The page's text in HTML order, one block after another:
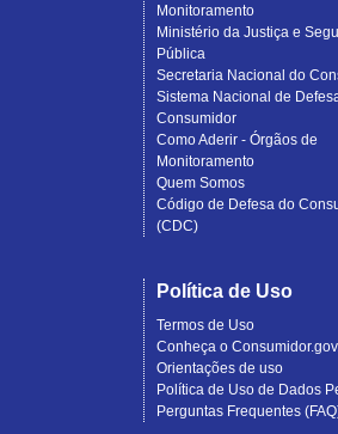
Monitoramento
Ministério da Justiça e
Pública
Secretaria Nacional do
Sistema Nacional de
Consumidor
Como Aderir - Órgãos de
Monitoramento
Quem Somos
Código de Defesa do
(CDC)
Política de Uso
Termos de Uso
Conheça o
Orientações de uso
Política de Uso de Dados
Perguntas Frequentes